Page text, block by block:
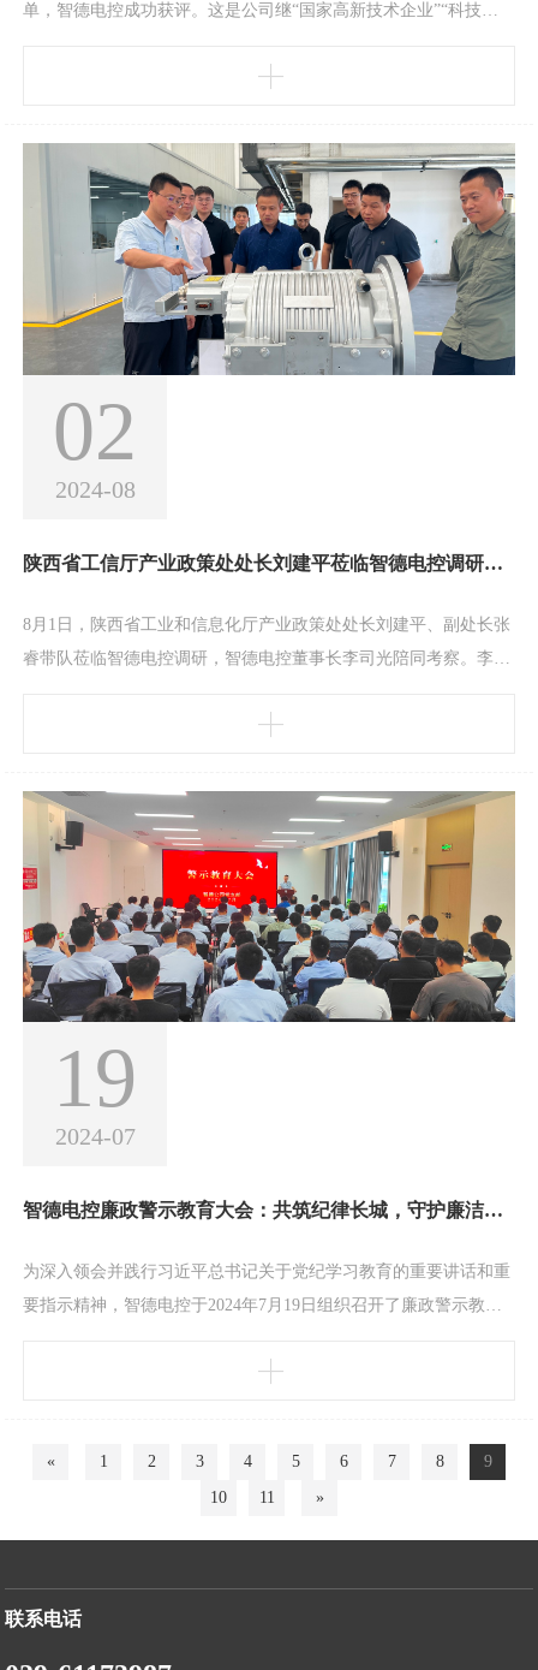
单，智德电控成功获评。这是公司继“国家高新技术企业”“科技型
术、管理、模式等方面创新能力强、专注细分市场、成长性好的中
显著的发展潜力，是优质中小企业的基础力量。创新型中小企业作
为优质中小企业的基础力量，对于推动经济高质量发展
02
2024-08
陕西省工信厅产业政策处处长刘建平莅临智德电控调研指导工作
8月1日，陕西省工业和信息化厅产业政策处处长刘建平、副处长张
睿带队莅临智德电控调研，智德电控董事长李司光陪同考察。李司
量转化的优异成绩，调研组实地考察了现有产品及研发实验室、生
绩和为陕西省工业经济发展作出的积极贡献，并鼓励支持智德电控
在新能源动力领域持续深耕，加快新能源电驱动系统研发
19
2024-07
智德电控廉政警示教育大会：共筑纪律长城，守护廉洁净土
为深入领会并践行习近平总书记关于党纪学习教育的重要讲话和重
要指示精神，智德电控于2024年7月19日组织召开了廉政警示教育
员工纪律观念和廉洁自律意识，共同构建风清气正的企业生态。大
必须时刻保持警醒，严于律己，恪守纪律红线。会后
« 1 2 3 4 5 6 7 8
9
10
11 »
联系电话